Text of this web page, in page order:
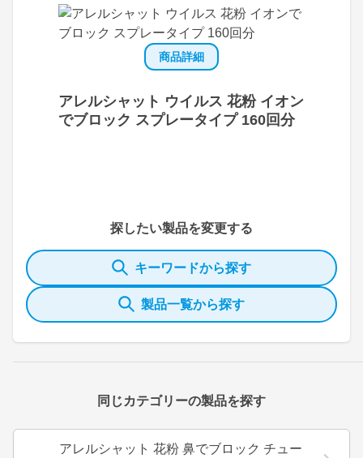
商品詳細
アレルシャット ウイルス 花粉 イオン
でブロック スプレータイプ 160回分
探したい製品を変更する
キーワードから探す
製品一覧から探す
同じカテゴリーの製品を探す
アレルシャット 花粉 鼻でブロック チュー